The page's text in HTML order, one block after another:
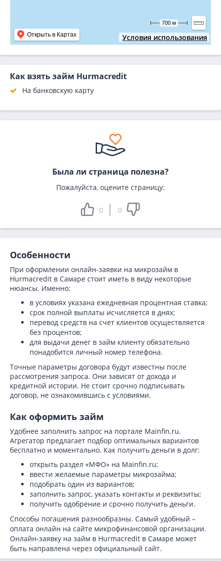
Условия использования
Открыть в Картах
700 м
Как взять займ Hurmacredit
На банковскую карту
Была ли страница полезна?
Пожалуйста, оцените страницу:
0 0
Особенности
При оформлении онлайн-заявки на микрозайм в
Hurmacredit в Самаре стоит иметь в виду некоторые
нюансы. Именно:
в условиях указана ежедневная процентная ставка;
срок полной выплаты исчисляется в днях;
перевод средств на счет клиентов осуществляется
без процентов;
для выдачи денег в займ клиенту обязательно
понадобится личный номер телефона.
Точные параметры договора будут известны после
рассмотрения запроса. Они зависят от дохода и
кредитной истории. Не стоит срочно подписывать
договор, не ознакомившись с условиями.
Как оформить займ
Удобнее заполнить запрос на портале Mainfin.ru.
Агрегатор предлагает подбор оптимальных вариантов
бесплатно и моментально. Как получить деньги в долг:
открыть раздел «МФО» на Mainfin.ru;
ввести желаемые параметры микрозайма;
подобрать один из вариантов;
заполнить запрос, указать контакты и реквизиты;
получить одобрение и срочно получить деньги.
Способы погашения разнообразны. Самый удобный –
оплата онлайн на сайте микрофинансовой организации.
Онлайн-заявку на займ в Hurmacredit в Самаре может
быть направлена через официальный сайт.